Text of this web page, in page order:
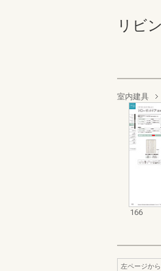
リビ
室内建具
166
左ページか